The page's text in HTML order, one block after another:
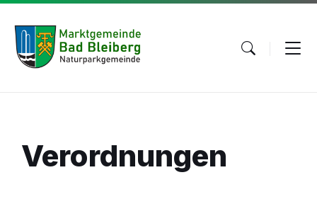
Skip
content
Skip
main
navigation
Skip
footer
Verordnungen